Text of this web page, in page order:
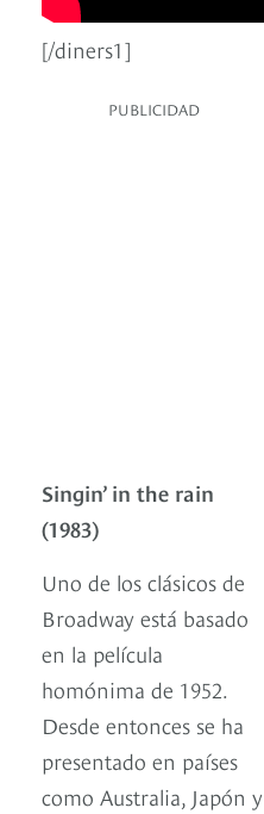
[/diners1]
PUBLICIDAD
Singin’ in the rain
(1983)
Uno de los clásicos de
Broadway está basado
en la película
homónima de 1952.
Desde entonces se ha
presentado en países
como Australia, Japón y